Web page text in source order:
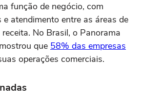
função de negócio, com
e atendimento entre as áreas de
No Brasil, o Panorama
que 58% das empresas
operações comerciais.